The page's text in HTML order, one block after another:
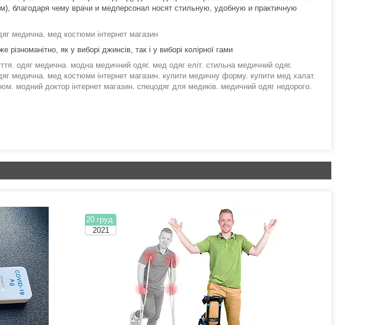
благодаря чему врачи и медперсонал носят стильную, удобную и практичную
медична. мед костюми інтернет магазин
як у виборі джинсів, так і у виборі колірної гами
одяг медична. модна медичний одяг. мед одяг еліт. стильна медичний одяг.
медична. мед костюми інтернет магазин. купити медичну форму. купити мед халат.
модний доктор інтернет магазин. спецодяг для медиків. медичний одяг недорого.
20 груд.
2021